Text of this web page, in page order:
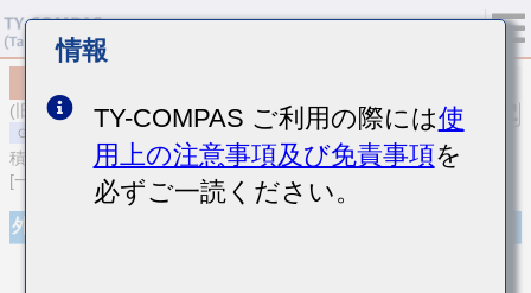
(旧品番 QMK316BJ683KL-T)
積層セラミックコンデンサ
[一般用 中高耐圧積層セラミックコンデンサ]
外観
情報
TY-COMPAS ご利用の際には使
用上の注意事項及び免責事項を
必ずご一読ください。